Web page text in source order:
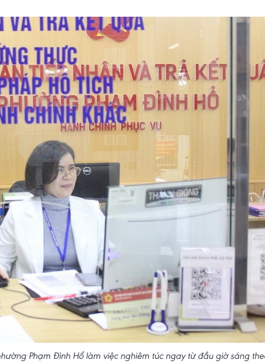
Phạm Đình Hổ làm việc nghiêm túc ngay từ đầu giờ sáng